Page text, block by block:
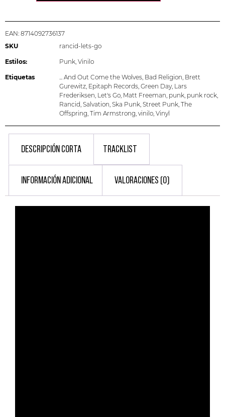
EAN: 8714092736137
SKU
rancid-lets-go
Estilos: Punk Vinilo
Etiquetas ... And Out Come the Wolves Bad Religion Brett
Gurewitz Epitaph Records Green Day, Lars
Frederiksen Let's Go Matt Freeman punk punk rock
Rancid Salvation Ska Punk Street Punk The
Offspring Tim Armstrong vinilo Vinyl
DESCRIPCIÓN CORTA TRACKLIST
INFORMACIÓN ADICIONAL VALORACIONES (0)